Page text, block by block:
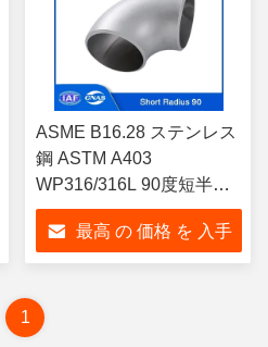
ASME B16.28 ステンレス
鋼 ASTM A403
WP316/316L 90度短半径
肘
最高 の 価格 を 入手
1